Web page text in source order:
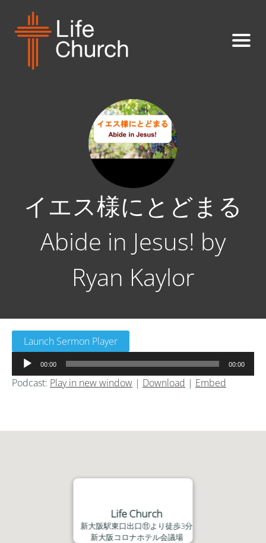
イエス様にとどまる
Abide in Jesus! by
Ryan Kaylor
Launch Sermon Player
声
プ
ヤ
00:00 00:00
Podcast: Play in new window | Download | Embed
Life Church
新大阪駅東口出口⑪より徒歩3分
新大阪コロナホテル会議場